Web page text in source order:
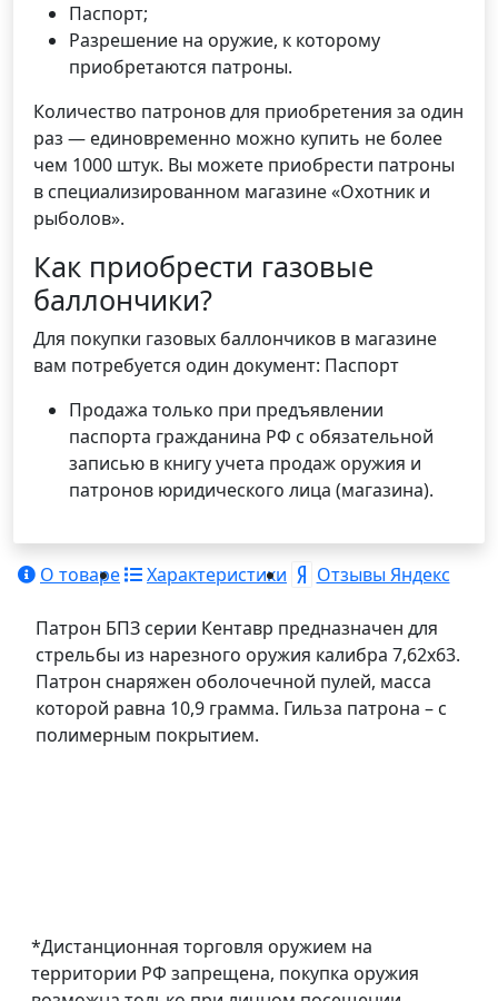
Паспорт;
Разрешение на оружие, к которому
приобретаются патроны.
Количество патронов для приобретения за один
раз — единовременно можно купить не более
чем 1000 штук. Вы можете приобрести патроны
в специализированном магазине «Охотник и
рыболов».
Как приобрести газовые
баллончики?
Для покупки газовых баллончиков в магазине
вам потребуется один документ: Паспорт
Продажа только при предъявлении
паспорта гражданина РФ с обязательной
записью в книгу учета продаж оружия и
патронов юридического лица (магазина).
О товаре Характеристики Отзывы Яндекс
Патрон БПЗ серии Кентавр предназначен для
стрельбы из нарезного оружия калибра 7,62х63.
Патрон снаряжен оболочечной пулей, масса
которой равна 10,9 грамма. Гильза патрона – с
полимерным покрытием.
*Дистанционная торговля оружием на
территории РФ запрещена, покупка оружия